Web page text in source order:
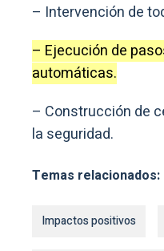
– Intervención de
– Ejecución de
automáticas.
– Construcción de
la seguridad.
Temas relacionados:
Impactos positivos